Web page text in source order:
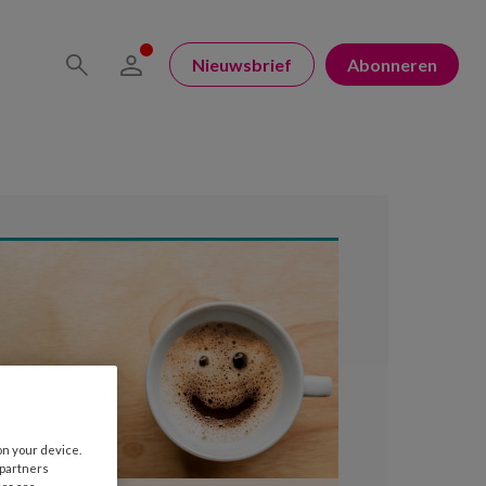
Nieuwsbrief Abonneren
your device.